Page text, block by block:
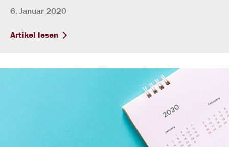
6. Januar 2020
Artikel lesen